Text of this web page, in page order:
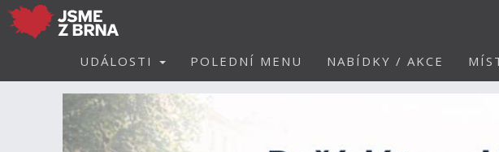
UDÁLOSTI POLEDNÍ MENU NABÍDKY / AKCE
Předchozí